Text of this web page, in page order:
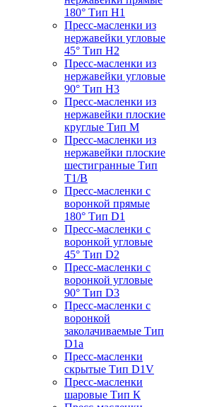
180° Тип H1
Пресс-масленки из
нержавейки угловые
45° Тип H2
Пресс-масленки из
нержавейки угловые
90° Тип H3
Пресс-масленки из
нержавейки плоские
круглые Тип M
Пресс-масленки из
нержавейки плоские
шестигранные Тип
T1/B
Пресс-масленки с
воронкой прямые
180° Тип D1
Пресс-масленки с
воронкой угловые
45° Тип D2
Пресс-масленки с
воронкой угловые
90° Тип D3
Пресс-масленки с
воронкой
заколачиваемые Тип
D1a
Пресс-масленки
скрытые Тип D1V
Пресс-масленки
шаровые Тип К